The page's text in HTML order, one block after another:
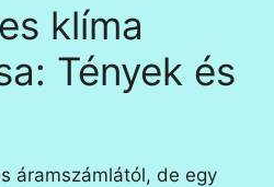
klíma
Tények és
áramszámlától, de egy